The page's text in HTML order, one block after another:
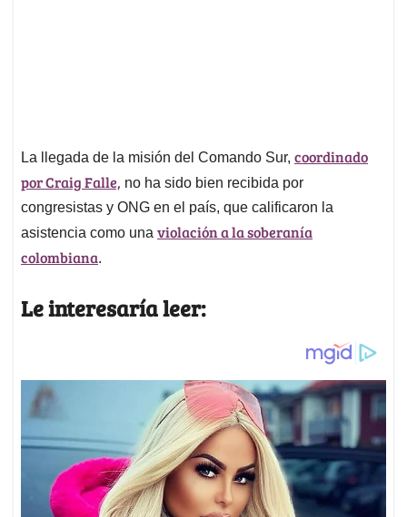
La llegada de la misión del Comando Sur, coordinado
por Craig Falle, no ha sido bien recibida por
congresistas y ONG en el país, que calificaron la
asistencia como una violación a la soberanía
colombiana.
Le interesaría leer: